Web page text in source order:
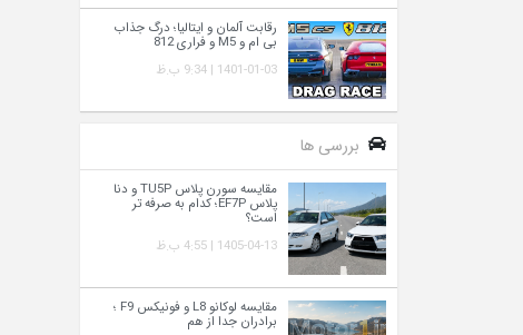
رقابت آلمان و ایتالیا؛ درگ جذاب
بی ام و M5 و فراری 812
1401-01-03 | 9:34 ب.ظ
بررسی ها
مقایسه سورن پلاس TU5P و دنا
پلاس EF7P؛ کدام به‌ صرفه‌ تر
است؟
1405-04-13 | 4:55 ب.ظ
مقایسه لوکانو L8 و فونیکس F9 ؛
برادران جدا از هم